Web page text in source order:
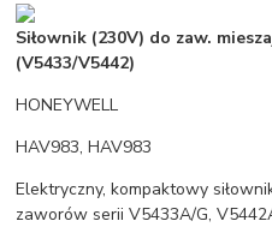
Siłownik (230V) do zaw.
(V5433/V5442)
HONEYWELL
HAV983, HAV983
Elektryczny, kompaktowy
zaworów serii V5433A/G,